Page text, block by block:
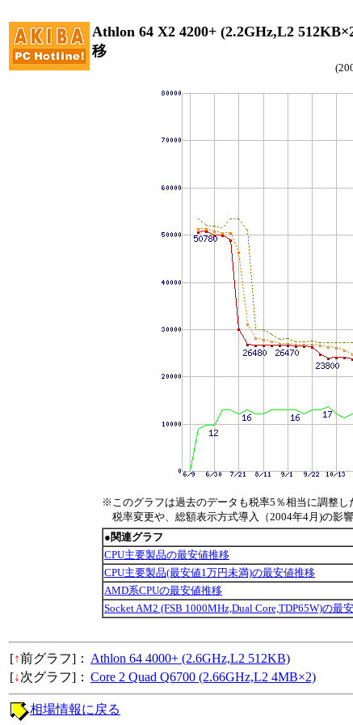
Athlon 64 X2 4200+ (2.2GHz,L2
移
※このグラフは過去のデータも税率5％相当に調整し
税率変更や、総額表示方式導入（2004年4月)の影響
●関連グラフ
CPU主要製品の最安値推移
CPU主要製品(最安値1万円未満)の最安値推移
AMD系CPUの最安値推移
Socket AM2 (FSB 1000MHz,Dual Core,TDP65W)の最
[↑前グラフ]： Athlon 64 4000+ (2.6GHz,L2 512KB)
[↓次グラフ]： Core 2 Quad Q6700 (2.66GHz,L2 4MB×2)
相場情報に戻る